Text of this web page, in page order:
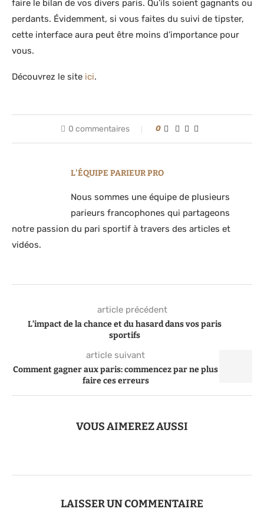
faire le bilan de vos divers paris. Qu’ils soient gagnants ou
perdants. Évidemment, si vous faites du suivi de tipster,
cette interface aura peut être moins d’importance pour
vous.
Découvrez le site ici.
0 commentaires 0
L'ÉQUIPE PARIEUR PRO
Nous sommes une équipe de plusieurs
parieurs francophones qui partageons
notre passion du pari sportif à travers des articles et
vidéos.
article précédent
L’impact de la chance et du hasard dans vos paris
sportifs
article suivant
Comment gagner aux paris: commencez par ne plus
faire ces erreurs
VOUS AIMEREZ AUSSI
LAISSER UN COMMENTAIRE